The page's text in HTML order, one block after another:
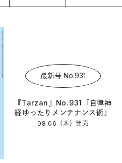
最新号 No.931
『Tarzan』No.931「自律神
経ゆったりメンテナンス術」
08.06（木）発売